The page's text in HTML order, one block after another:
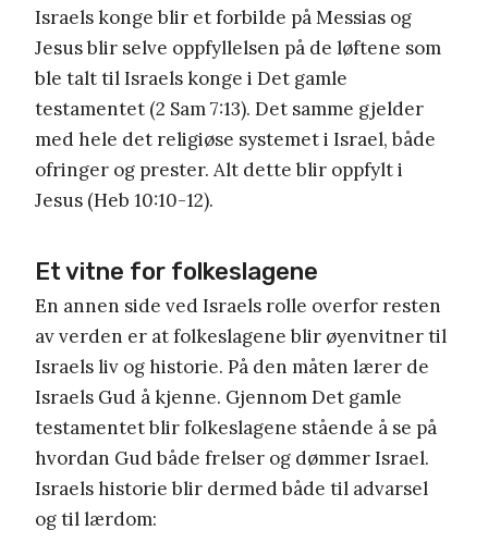
Israels konge blir et forbilde på Messias og
Jesus blir selve oppfyllelsen på de løftene som
ble talt til Israels konge i Det gamle
testamentet (2 Sam 7:13). Det samme gjelder
med hele det religiøse systemet i Israel, både
ofringer og prester. Alt dette blir oppfylt i
Jesus (Heb 10:10-12).
Et vitne for folkeslagene
En annen side ved Israels rolle overfor resten
av verden er at folkeslagene blir øyenvitner til
Israels liv og historie. På den måten lærer de
Israels Gud å kjenne. Gjennom Det gamle
testamentet blir folkeslagene stående å se på
hvordan Gud både frelser og dømmer Israel.
Israels historie blir dermed både til advarsel
og til lærdom: